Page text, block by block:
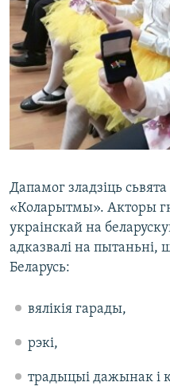
Дапамог зладзіць
«Коларытмы». Акторы
украінскай на
адказвалі на пытаньні,
Беларусь:
вялікія гарады,
рэкі,
традыцыі дажынак і